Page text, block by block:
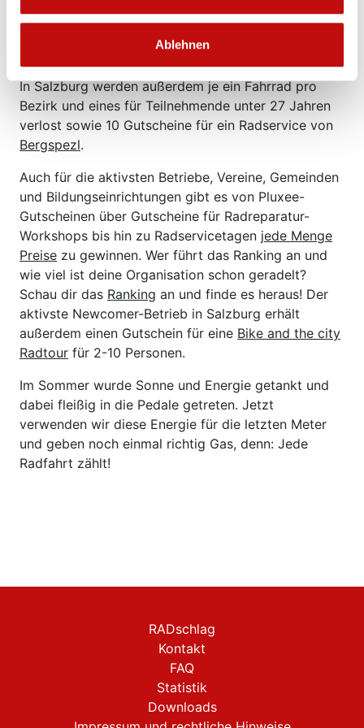
Ablehnen
5KTM E-Bikes, 1Woom NOWBike, Fahrradzubehör von
Fahrradpumpen, Minitool, Fahrradtasche) warten auf euch.
In Salzburg werden außerdem je ein Fahrrad pro
Bezirk und eines für Teilnehmende unter 27 Jahren
verlost sowie 10 Gutscheine für ein Radservice von
Bergspezl.
Auch für die aktivsten Betriebe, Vereine, Gemeinden
und Bildungseinrichtungen gibt es von Pluxee-
Gutscheinen über Gutscheine für Radreparatur-
Workshops bis hin zu Radservicetagen jede Menge
Preise zu gewinnen. Wer führt das Ranking an und
wie viel ist deine Organisation schon geradelt?
Schau dir das Ranking an und finde es heraus! Der
aktivste Newcomer-Betrieb in Salzburg erhält
außerdem einen Gutschein für eine Bike and the city
Radtour für 2-10 Personen.
Im Sommer wurde Sonne und Energie getankt und
dabei fleißig in die Pedale getreten. Jetzt
verwenden wir diese Energie für die letzten Meter
und geben noch einmal richtig Gas, denn: Jede
Radfahrt zählt!
RADschlag
Kontakt
FAQ
Statistik
Downloads